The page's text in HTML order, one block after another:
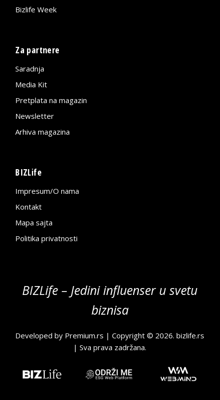
Bizlife Week
Za partnere
Saradnja
Media Kit
Pretplata na magazin
Newsletter
Arhiva magazina
BIZLife
Impresum/O nama
Kontakt
Mapa sajta
Politika privatnosti
BIZLife – Jedini influenser u svetu
biznisa
Developed by Premium.rs | Copyright © 2026.bizlife.rs
| Sva prava zadržana.